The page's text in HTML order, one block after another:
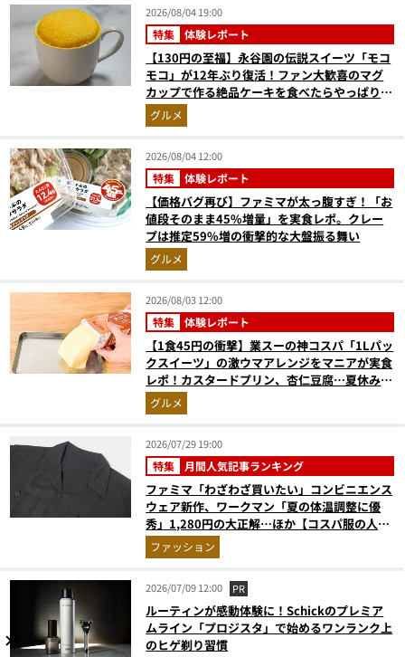
2026/08/04 19:00
特集 体験レポート
【130円の至福】永谷園の伝説スイーツ「モコ
モコ」が12年ぶり復活！ファン大歓喜のマグ
カップで作る絶品ケーキを食べたらやっぱり最
高にウマかった
グルメ
2026/08/04 12:00
特集 体験レポート
【価格バグ再び】ファミマが太っ腹すぎ！「お
値段そのまま45%増量」を実食レポ。クレー
プは推定59%増の衝撃的な大盤振る舞い
グルメ
2026/08/03 12:00
特集 体験レポート
【1食45円の衝撃】業スーの神コスパ「1Lパッ
クスイーツ」の激ウマアレンジをマニアが実食
レポ！カスタードプリン、杏仁豆腐…夏休みの
おやつに最強すぎた
グルメ
2026/07/29 19:00
特集 月間人気記事ランキング
ファミマ「わざわざ買いたい」コンビニエンス
ウェア新作、ワークマン「夏の体温調整に優
秀」1,280円の大正解…ほか【コスパ服の人気
記事ランキングベスト3】（2026年6月版）
ファッション
2026/07/09 12:00 PR
ルーティンが感動体験に！Schickのプレミア
ムライン「プロジスタ」で始めるワンランク上
のヒゲ剃り習慣